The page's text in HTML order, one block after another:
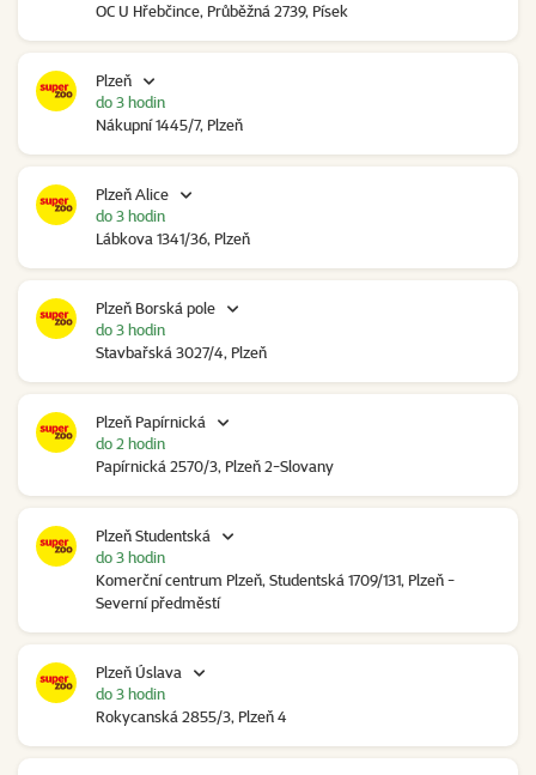
OC U Hřebčince, Průběžná 2739, Písek
Plzeň
Nákupní 1445/7, Plzeň
do 3 hodin
Plzeň Alice
Lábkova 1341/36, Plzeň
do 3 hodin
Plzeň Borská pole
Stavbařská 3027/4, Plzeň
do 3 hodin
Plzeň Papírnická
Papírnická 2570/3, Plzeň 2-Slovany
do 2 hodin
Plzeň Studentská
Komerční centrum Plzeň, Studentská 1709/131, Plzeň -
Severní předměstí
do 3 hodin
Plzeň Úslava
Rokycanská 2855/3, Plzeň 4
do 3 hodin